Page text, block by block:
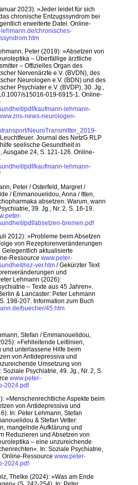
2023): »Jeder leidet für sich
chronische Entzugssyndrom bei
erweiterte Datei. Online-
chronisches-
Peter (2019): »Absetzen von
– Überfällige ärztliche
– Offizielles Organ des
Nervenärzte e.V. (BVDN), des
Neurologen e.V. (BDN) und des
Psychiater e.V. (BVDP), 30. Jg.,
s15016-019-6915-1. Online-
pdf/kaufmann-lehmann-
news-neurologen-
NeuroTransmitter_2019-
Journal des NetzG RLP
seelische Gesundheit in
Ausgabe 24, S. 121-126. Online-
pdf/kaufmann-lehmann-
Peter / Osterfeld, Margret /
/ Emmanouelidou, Anna / Itten,
absetzen: Warum, wann
39. Jg., Nr. 2, S. 16-19.
pdf/absetzen-bremen.pdf
2012): »Probleme beim Absetzen
von Rezeptorenveränderungen
aktualisierte
Ressource www.peter-
rez-ver.htm / Gekürzter Text
und
Lehmann (2026):
– Texte aus 45 Jahren«.
& Lancaster: Peter Lehmann
198-207. Information zum Buch
buecher/45.htm
Stefan / Emmanouelidou,
»Fehlleitende Leitlinien,
und unterlassene Hilfe beim
von Antidepressiva und
Umsetzung von
Soziale Psychiatrie, 49. Jg., Nr. 2, S.
www.peter-
2024.pdf
»Menschenrechtliche Aspekte beim
von Antidepressiva und
In: Peter Lehmann, Stefan
& Stefan Vetter:
mangelnde Aufklärung und
Reduzieren und Absetzen von
– eine unzureichende
In: Soziale Psychiatrie,
Online-Ressource www.peter-
2024.pdf
Thelke (2024): »Was am Ende